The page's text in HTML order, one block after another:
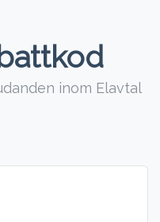
inom Elavtal